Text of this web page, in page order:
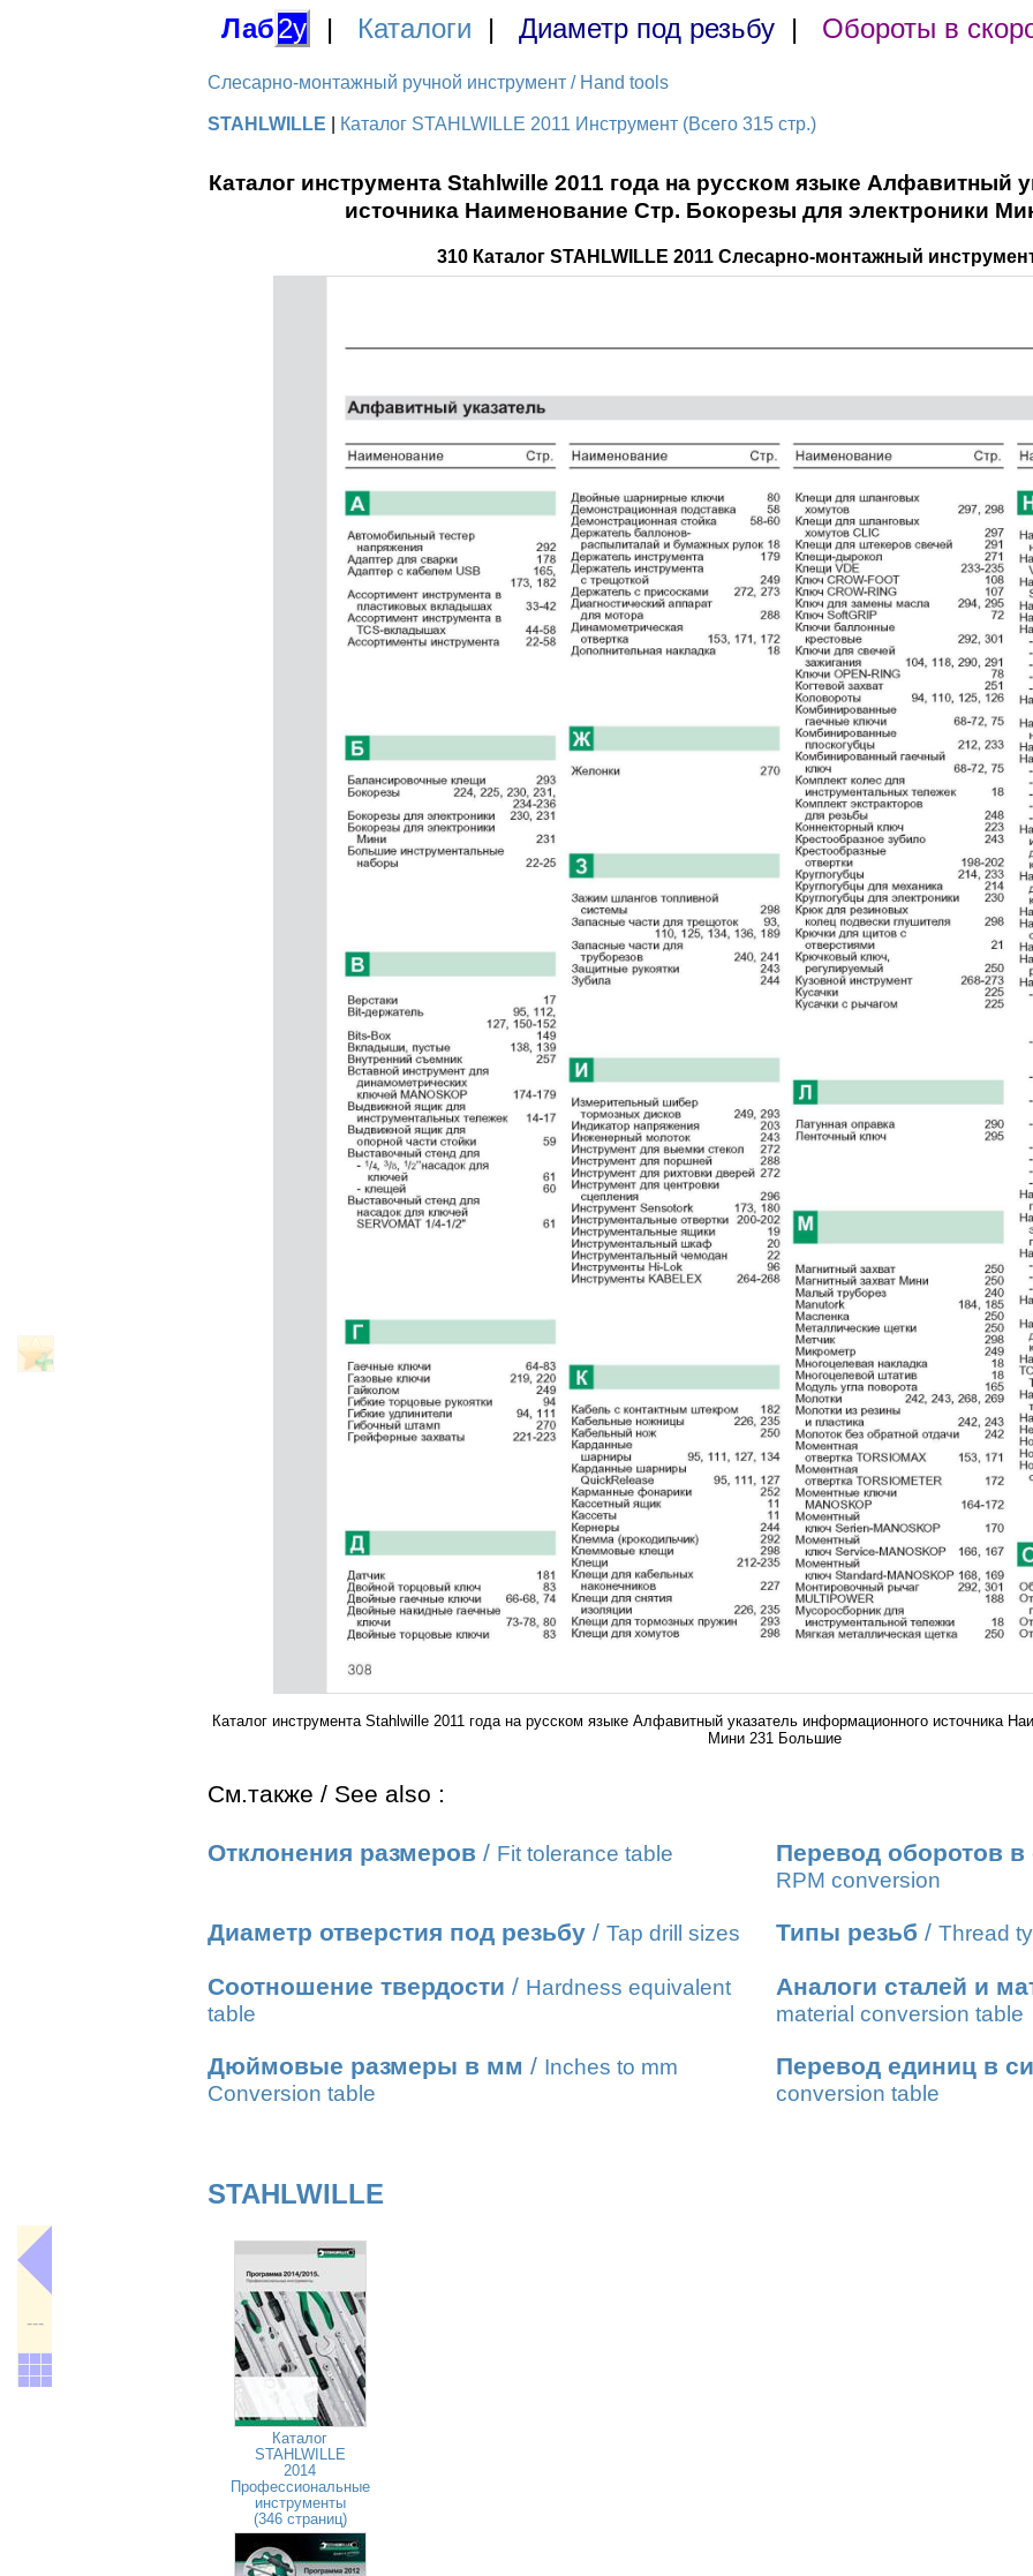
Лаб2у | Каталоги | Диаметр под резьбу | Обороты в
Слесарно-монтажный ручной инструмент / Hand tools
STAHLWILLE Каталог STAHLWILLE 2011 Инструмент (Всего 315 стр.)
Каталог инструмента Stahlwille 2011 года на русском языке Алфавитный
источника Наименование Стр. Бокорезы для электроники
310 Каталог STAHLWILLE 2011 Слесарно-монтажный
Каталог инструмента Stahlwille 2011 года на русском языке Алфавитный указатель информационного источника
Мини 231 Большие
См.также / See also :
Отклонения размеров / Fit tolerance table Перевод оборотов в
RPM conversion
Диаметр отверстия под резьбу / Tap drill sizes Типы резьб / Thread
Соотношение твердости / Hardness equivalent
table
Аналоги сталей и
material conversion table
Дюймовые размеры в мм / Inches to mm
Conversion table
Перевод единиц в
conversion table
STAHLWILLE
Каталог
STAHLWILLE
2014
Профессиональные
инструменты
(346 страниц)
---